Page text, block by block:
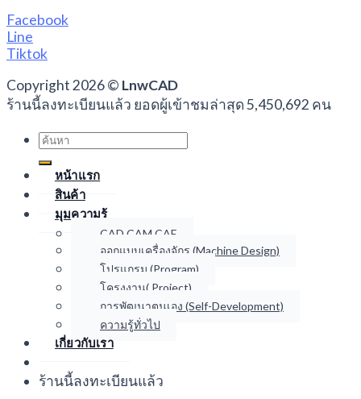
Facebook
Line
Tiktok
Copyright 2026 © LnwCAD
ร้านนี้ลงทะเบียนแล้ว ยอดผู้เข้าชมล่าสุด 5,450,692 คน
Search
for:
หน้าแรก
สินค้า
มุมความรู้
CAD CAM CAE
ออกแบบเครื่องจักร (Machine Design)
โปรแกรม (Program)
โครงงาน( Project)
การพัฒนาตนเอง (Self-Development)
ความรู้ทั่วไป
เกี่ยวกับเรา
ร้านนี้ลงทะเบียนแล้ว